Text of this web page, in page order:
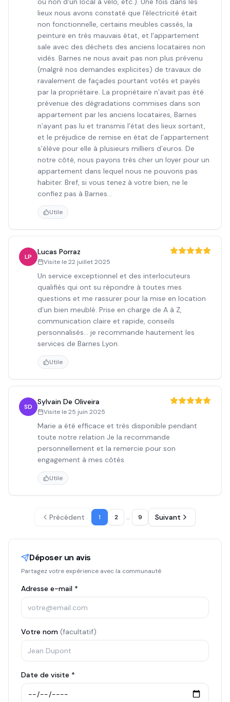
lieux nous avons constaté que l'électricité était
non fonctionnelle, certains meubles cassés, la
peinture en très mauvais état, et l'appartement
sale avec des déchets des anciens locataires non
vidés. Barnes ne nous avait pas non plus prévenu
(malgré nos demandes explicites) de travaux de
ravalement de façades pourtant votés et payés
par la propriétaire. La propriétaire n’avait pas été
prévenue des dégradations commises dans son
appartement par les anciens locataires, Barnes
n’ayant pas lu et transmis l’état des lieux sortant,
et le préjudice de remise en état de l’appartement
s’élève pour elle à plusieurs milliers d’euros. De
notre côté, nous payons très cher un loyer pour un
appartement dans lequel nous ne pouvons pas
habiter. Bref, si vous tenez à votre bien, ne le
confiez pas à Barnes…
Utile
LP
Lucas Porraz
Visite le22 juillet 2025
Un service exceptionnel et des interlocuteurs
qualifiés qui ont su répondre à toutes mes
questions et me rassurer pour la mise en location
d’un bien meublé. Prise en charge de A à Z,
communication claire et rapide, conseils
personnalisés… je recommande hautement les
services de Barnes Lyon.
Utile
SD
Sylvain De Oliveira
Visite le25 juin 2025
Marie a été efficace et très disponible pendant
toute notre relation Je la recommande
personnellement et la remercie pour son
engagement à mes côtés
Utile
Précédent 1 2 … 9 Suivant
Déposer un avis
Partagez votre expérience avec la communauté
Adresse e-mail *
Votre nom (facultatif)
Date de visite *